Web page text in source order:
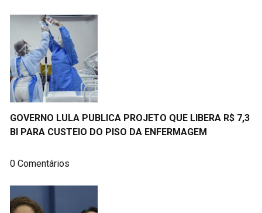
GOVERNO LULA PUBLICA PROJETO QUE LIBERA R$ 7,3
BI PARA CUSTEIO DO PISO DA ENFERMAGEM
0 Comentários